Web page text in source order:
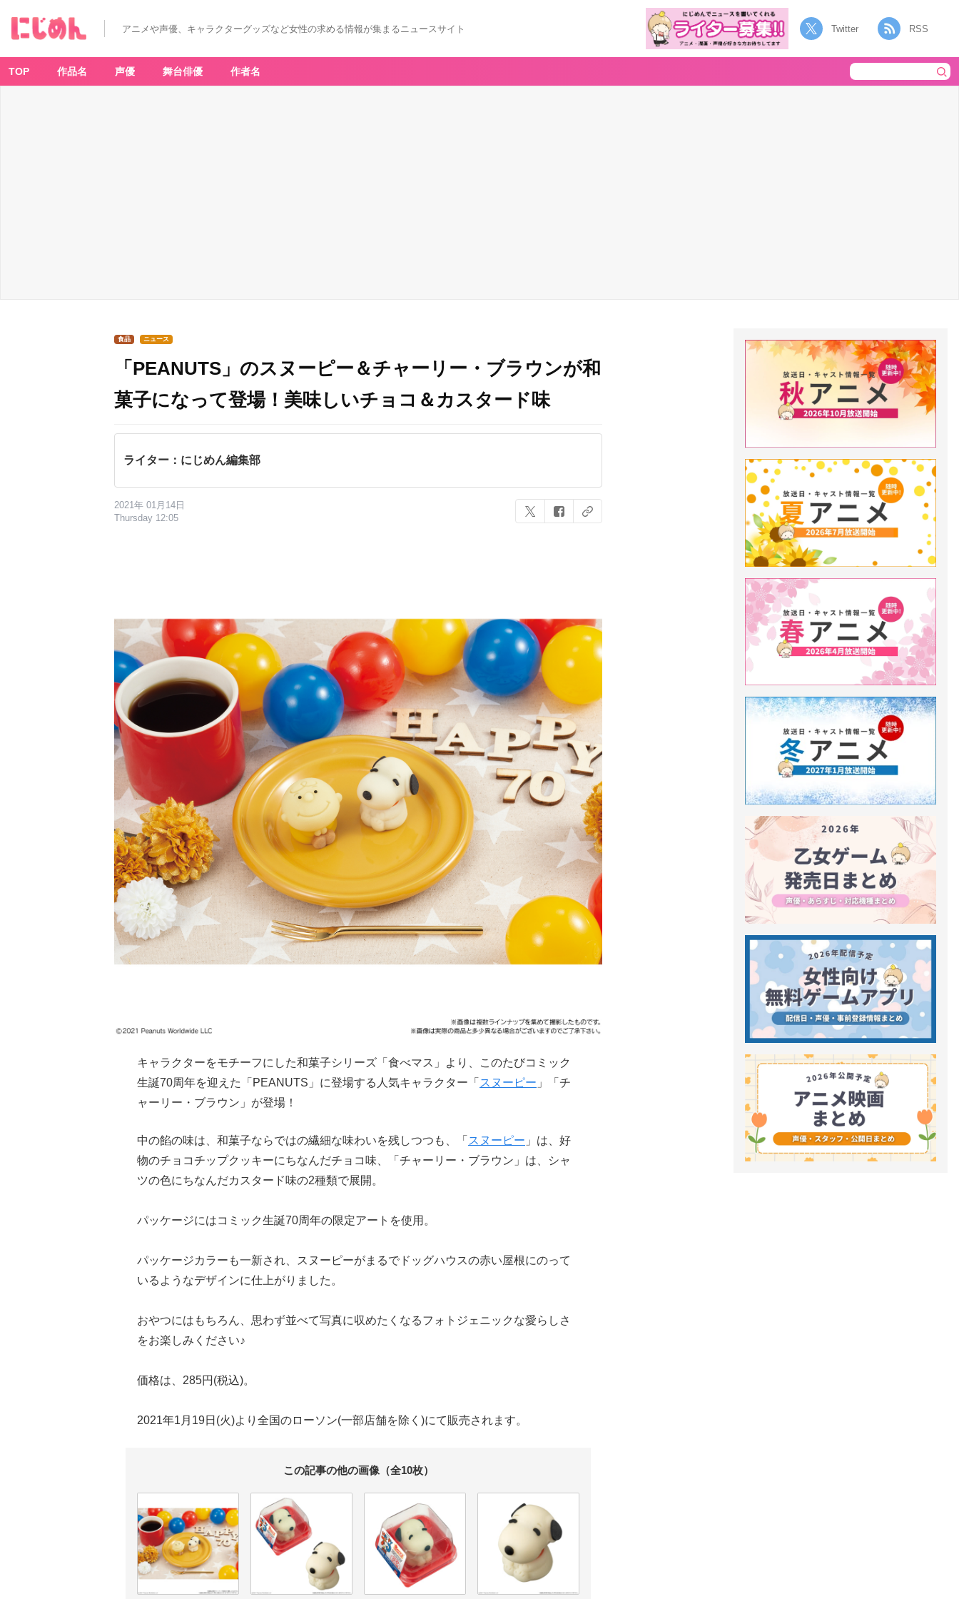
アニメや声優、キャラクターグッズなど女性の求める情報が集まるニュースサイト Twitter RSS
TOP 作品名 声優 舞台俳優 作者名
食品 ニュース
「PEANUTS」のスヌーピー＆チャーリー・ブラウンが和
菓子になって登場！美味しいチョコ＆カスタード味
ライター：にじめん編集部
2021年 01月14日
Thursday 12:05
キャラクターをモチーフにした和菓子シリーズ「食べマス」より、このたびコミック
生誕70周年を迎えた「PEANUTS」に登場する人気キャラクター「 スヌーピー 」「チ
ャーリー・ブラウン」が登場！
中の餡の味は、和菓子ならではの繊細な味わいを残しつつも、「 スヌーピー 」は、好
物のチョコチップクッキーにちなんだチョコ味、「チャーリー・ブラウン」は、シャ
ツの色にちなんだカスタード味の2種類で展開。
パッケージにはコミック生誕70周年の限定アートを使用。
パッケージカラーも一新され、スヌーピーがまるでドッグハウスの赤い屋根にのって
いるようなデザインに仕上がりました。
おやつにはもちろん、思わず並べて写真に収めたくなるフォトジェニックな愛らしさ
をお楽しみください♪
価格は、285円(税込)。
2021年1月19日(火)より全国のローソン(一部店舗を除く)にて販売されます。
この記事の他の画像（全10枚）